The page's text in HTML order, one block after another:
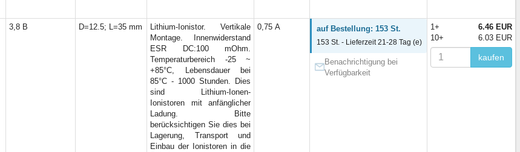
3,8 В D=12.5; L=35 mm
Lithium-Ionistor. Vertikale
Montage. Innenwiderstand
ESR DC:100 mOhm.
Temperaturbereich -25 ~
+85°C, Lebensdauer bei
85°C - 1000 Stunden. Dies
sind Lithium-Ionen-
Ionistoren mit anfänglicher
Ladung. Bitte
berücksichtigen Sie dies bei
Lagerung, Transport und
Einbau der Ionistoren in die
0,75 А auf Bestellung: 153 St.
153 St. - Lieferzeit 21-28 Tag (e)
Benachrichtigung bei
Verfügbarkeit
1+
6.46 EUR
10+
6.03 EUR
kaufen